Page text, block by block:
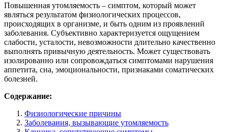
Повышенная утомляемость – симптом, который может
являться результатом физиологических процессов,
происходящих в организме, и быть одним из проявлений
заболевания. Субъективно характеризуется ощущением
слабости, усталости, невозможности длительно качественно
выполнять привычную деятельность. Может существовать
изолированно или сопровождаться симптомами нарушения
аппетита, сна, эмоциональности, признаками соматических
болезней.
Содержание:
Физиологические причины
Заболевания, вызывающие утомляемость